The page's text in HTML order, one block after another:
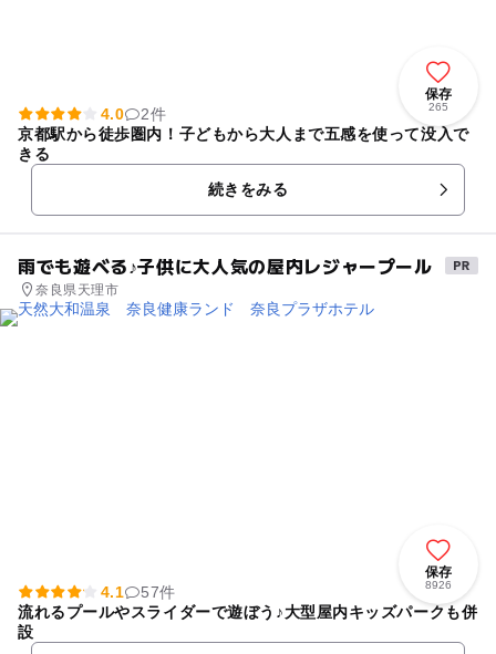
保存
265
4.0
2件
京都駅から徒歩圏内！子どもから大人まで五感を使って没入で
きる
続きをみる
雨でも遊べる♪子供に大人気の屋内レジャープール
奈良県天理市
保存
8926
4.1
57件
流れるプールやスライダーで遊ぼう♪大型屋内キッズパークも併
設